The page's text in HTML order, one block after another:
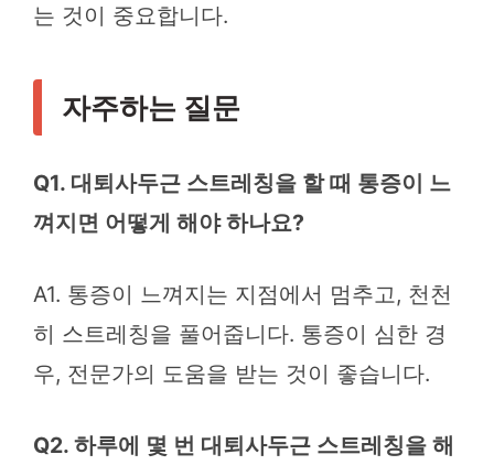
는 것이 중요합니다.
자주하는 질문
Q1. 대퇴사두근 스트레칭을 할 때 통증이 느
껴지면 어떻게 해야 하나요?
A1. 통증이 느껴지는 지점에서 멈추고, 천천
히 스트레칭을 풀어줍니다. 통증이 심한 경
우, 전문가의 도움을 받는 것이 좋습니다.
Q2. 하루에 몇 번 대퇴사두근 스트레칭을 해